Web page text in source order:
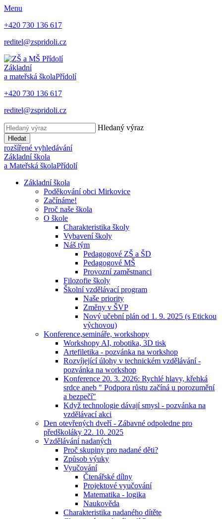
Menu
+420 730 136 617
reditel@zspridoli.cz
Základní
a mateřská školaPřídolí
+420 730 136 617
reditel@zspridoli.cz
Hledaný výraz
Hledat
rozšířené vyhledávání
Základní škola
a Mateřská školaPřídolí
Základní škola
Poděkování obci Mirkovice
Začínáme!
Proč naše škola
O škole
Charakteristika školy
Vybavení školy
Náš tým
Pedagogové ZŠ a ŠD
Pedagogové MŠ
Provozní zaměstnanci
Filozofie školy
Školní vzdělávací program
Naše priority
Změny v ŠVP
Nový učební plán od 1. 9. 2025 (s Etickou
výchovou)
Konference,semináře, workshopy
Workshopy AI, robotika, 3D tisk
Artefiletika - pozvánka na workshop
Rozvíjející úlohy v technickém vzdělávání -
pozvánka na workshop
Konference 20. 3. 2026: Rychlé hlavy, křehká
srdce aneb " Podpora růstu začíná u porozumění
a bezpečí"
Když technologie dávají smysl - pozvánka na
vzdělávací akci
Den otevřených dveří - Zábavné odpoledne pro
předškoláky 22. 10. 2025
Vzdělávání nadaných
Proč skupiny pro nadané děti?
Způsob výuky
Vyučování
Čtenářské dílny
Projektové vyučování
Matematika - logika
Naukověda
Charakteristika nadaného dítěte